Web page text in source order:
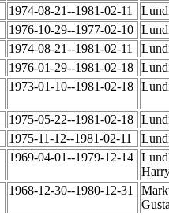
1974-08-21--1981-02-11
1976-10-29--1977-02-10
1974-08-21--1981-02-11
1976-01-29--1981-02-18
1973-01-10--1981-02-18
1975-05-22--1981-02-18
1975-11-12--1981-02-11
1969-04-01--1979-12-14
1968-12-30--1980-12-31